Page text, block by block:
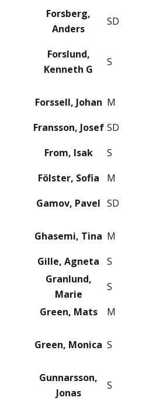
Forsberg,
Anders
SD
Forslund,
Kenneth G
S
Forssell, Johan M
Fransson, Josef SD
From, Isak
S
Fölster, Sofia
M
Gamov, Pavel SD
Ghasemi, Tina M
Gille, Agneta
S
Granlund,
Marie
S
Green, Mats
M
Green, Monica S
Gunnarsson,
Jonas
S